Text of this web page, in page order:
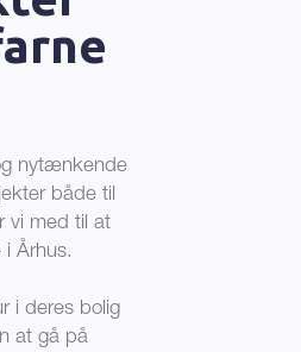
nytænkende
både til
vi med til at
Århus.
i deres bolig
at gå på